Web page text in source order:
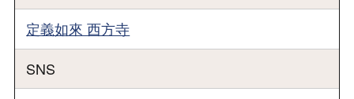
定義如來 西方寺
SNS